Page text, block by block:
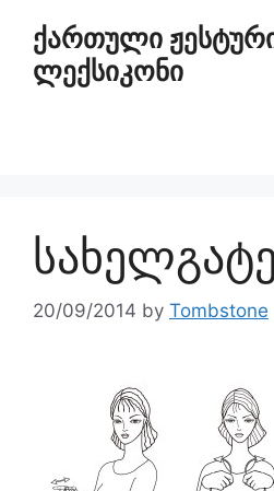
ქართული
ლექსიკონი
20/09/2014 by Tombstone